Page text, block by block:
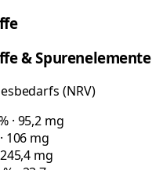
& Spurenelemente
(NRV)
· 95,2 mg
106 mg
245,4 mg